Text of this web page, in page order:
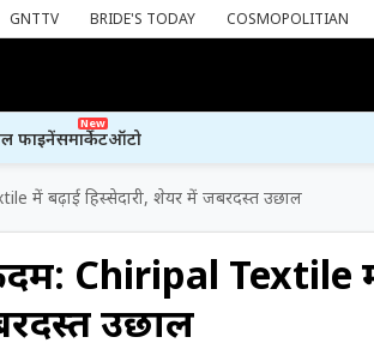
GNTTV BRIDE'S TODAY COSMOPOLITIAN
फाइनेंस
New
मार्केटऑटो
में बढ़ाई हिस्सेदारी, शेयर में जबरदस्त उछाल
Chiripal Textile
उछाल